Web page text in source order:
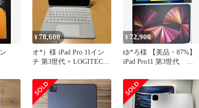
¥78,600
オ*）様 iPad Pro 11イン
チ 第3世代 + LOGITECH
¥ 72,900
ゆ*ろ様 【美品・87%】
iPad Pro11 第3世代